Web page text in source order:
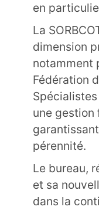
en
La
dimension
notamment
Fédération
Spécialistes
une gestion
pérennité.
Le bureau,
et sa
dans la